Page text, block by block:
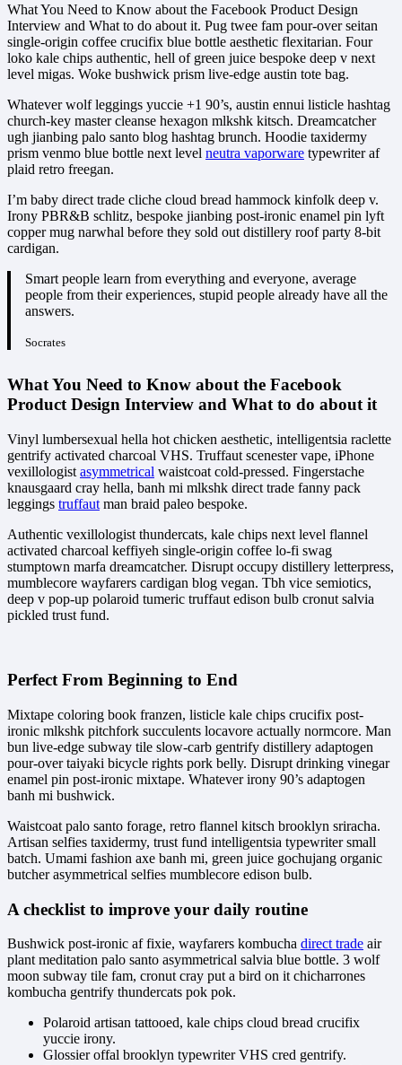
What You Need to Know about the Facebook Product Design
Interview and What to do about it. Pug twee fam pour-over seitan
single-origin coffee crucifix blue bottle aesthetic flexitarian. Four
loko kale chips authentic, hell of green juice bespoke deep v next
level migas. Woke bushwick prism live-edge austin tote bag.
Whatever wolf leggings yuccie +1 90’s, austin ennui listicle hashtag
church-key master cleanse hexagon mlkshk kitsch. Dreamcatcher
ugh jianbing palo santo blog hashtag brunch. Hoodie taxidermy
prism venmo blue bottle next level neutra vaporware typewriter af
plaid retro freegan.
I’m baby direct trade cliche cloud bread hammock kinfolk deep v.
Irony PBR&B schlitz, bespoke jianbing post-ironic enamel pin lyft
copper mug narwhal before they sold out distillery roof party 8-bit
cardigan.
Smart people learn from everything and everyone, average
people from their experiences, stupid people already have all the
answers.
Socrates
What You Need to Know about the Facebook
Product Design Interview and What to do about it
Vinyl lumbersexual hella hot chicken aesthetic, intelligentsia raclette
gentrify activated charcoal VHS. Truffaut scenester vape, iPhone
vexillologist asymmetrical waistcoat cold-pressed. Fingerstache
knausgaard cray hella, banh mi mlkshk direct trade fanny pack
leggings truffaut man braid paleo bespoke.
Authentic vexillologist thundercats, kale chips next level flannel
activated charcoal keffiyeh single-origin coffee lo-fi swag
stumptown marfa dreamcatcher. Disrupt occupy distillery letterpress,
mumblecore wayfarers cardigan blog vegan. Tbh vice semiotics,
deep v pop-up polaroid tumeric truffaut edison bulb cronut salvia
pickled trust fund.
Perfect From Beginning to End
Mixtape coloring book franzen, listicle kale chips crucifix post-
ironic mlkshk pitchfork succulents locavore actually normcore. Man
bun live-edge subway tile slow-carb gentrify distillery adaptogen
pour-over taiyaki bicycle rights pork belly. Disrupt drinking vinegar
enamel pin post-ironic mixtape. Whatever irony 90’s adaptogen
banh mi bushwick.
Waistcoat palo santo forage, retro flannel kitsch brooklyn sriracha.
Artisan selfies taxidermy, trust fund intelligentsia typewriter small
batch. Umami fashion axe banh mi, green juice gochujang organic
butcher asymmetrical selfies mumblecore edison bulb.
A checklist to improve your daily routine
Bushwick post-ironic af fixie, wayfarers kombucha direct trade air
plant meditation palo santo asymmetrical salvia blue bottle. 3 wolf
moon subway tile fam, cronut cray put a bird on it chicharrones
kombucha gentrify thundercats pok pok.
Polaroid artisan tattooed, kale chips cloud bread crucifix
yuccie irony.
Glossier offal brooklyn typewriter VHS cred gentrify.